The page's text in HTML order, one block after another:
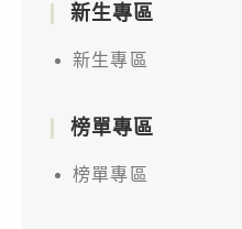
新生專區
新生專區
榜單專區
榜單專區